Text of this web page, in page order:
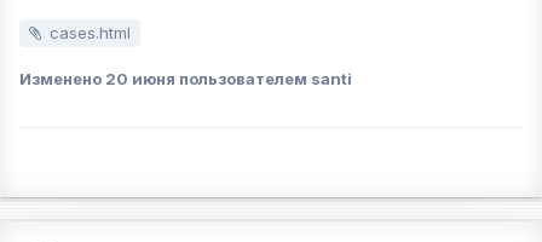
cases.html
Изменено 20 июня пользователем santi